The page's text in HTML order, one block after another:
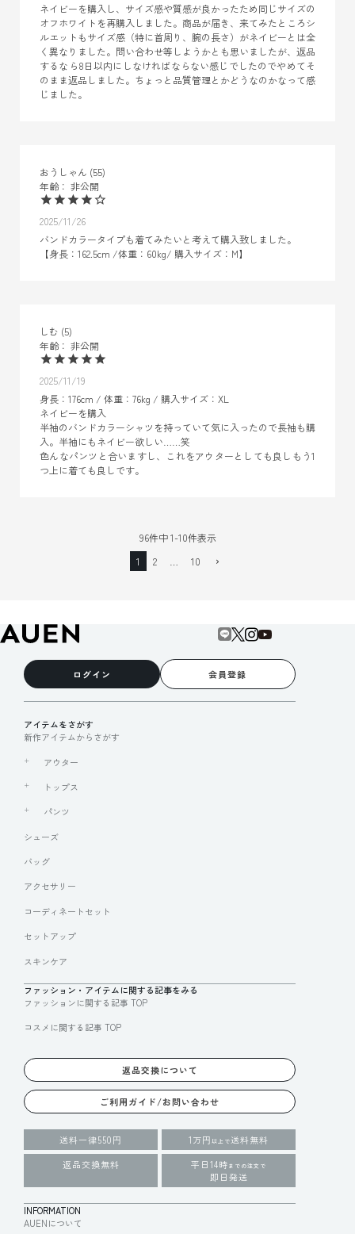
ネイビーを購入し、サイズ感や質感が良かったため同じサイズの
オフホワイトを再購入しました。商品が届き、来てみたところシ
ルエットもサイズ感（特に首周り、腕の長さ）がネイビーとは全
く異なりました。問い合わせ等しようかとも思いましたが、返品
するなら8日以内にしなければならない感じでしたのでやめてそ
のまま返品しました。ちょっと品質管理とかどうなのかなって感
じました。
おうしゃん 55
非公開
2025/11/26
バンドカラータイプも着てみたいと考えて購入致しました。
【身長：162.5cm /体重：60kg/ 購入サイズ：M】
しむ 5
非公開
2025/11/19
身長：176cm / 体重：76kg / 購入サイズ：XL
ネイビーを購入
半袖のバンドカラーシャツを持っていて気に入ったので長袖も購
入。半袖にもネイビー欲しい……笑
色んなパンツと合いますし、これをアウターとしても良しもう1
つ上に着ても良しです。
96件中 1-10件表示
1
2 10
ログイン 会員登録
アイテムをさがす
新作アイテムからさがす
アウター
トップス
パンツ
シューズ
バッグ
アクセサリー
コーディネートセット
セットアップ
スキンケア
ファッション・アイテムに関する記事をみる
ファッションに関する記事 TOP
コスメに関する記事 TOP
返品交換について
ご利用ガイド/お問い合わせ
送料一律550円 1万円 以上で送料無料
返品交換無料
平日14時 までの注文で
即日発送
INFORMATION
AUENについて